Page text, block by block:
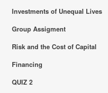
Investments of Unequal Lives
Group Assigment
Risk and the Cost of Capital
Financing
QUIZ 2